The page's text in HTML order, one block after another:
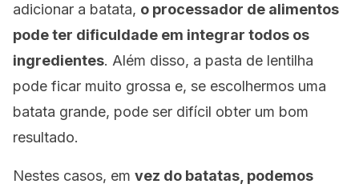
adicionar a batata, o processador de alimentos
pode ter dificuldade em integrar todos os
ingredientes. Além disso, a pasta de lentilha
pode ficar muito grossa e, se escolhermos uma
batata grande, pode ser difícil obter um bom
resultado.
Nestes casos, em vez do batatas, podemos